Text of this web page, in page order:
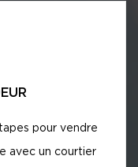
pour vendre
avec un courtier